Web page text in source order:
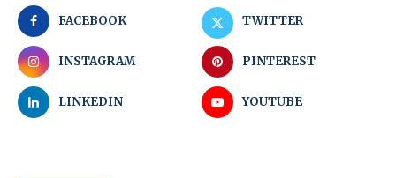
FACEBOOK TWITTER
INSTAGRAM PINTEREST
LINKEDIN YOUTUBE